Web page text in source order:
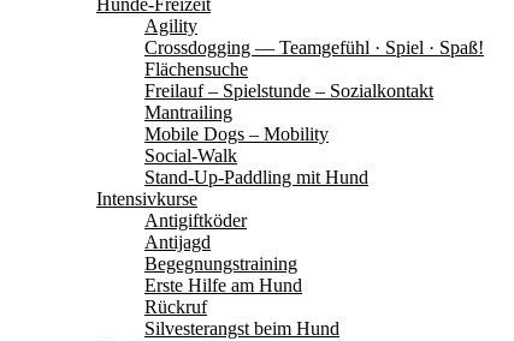
Agility
Crossdogging — Teamgefühl · Spiel · Spaß!
Flächensuche
Freilauf – Spielstunde – Sozialkontakt
Mantrailing
Mobile Dogs – Mobility
Social-Walk
Stand-Up-Paddling mit Hund
Intensivkurse
Antigiftköder
Antijagd
Begegnungstraining
Erste Hilfe am Hund
Rückruf
Silvesterangst beim Hund